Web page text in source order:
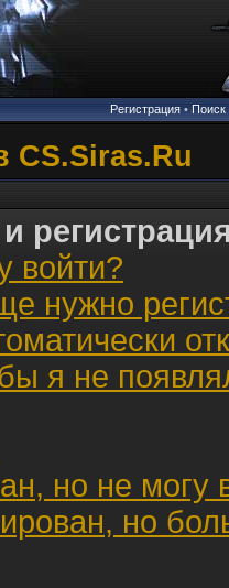
Регистрация• Поиск
войти?
нужно
я не
но не могу
но